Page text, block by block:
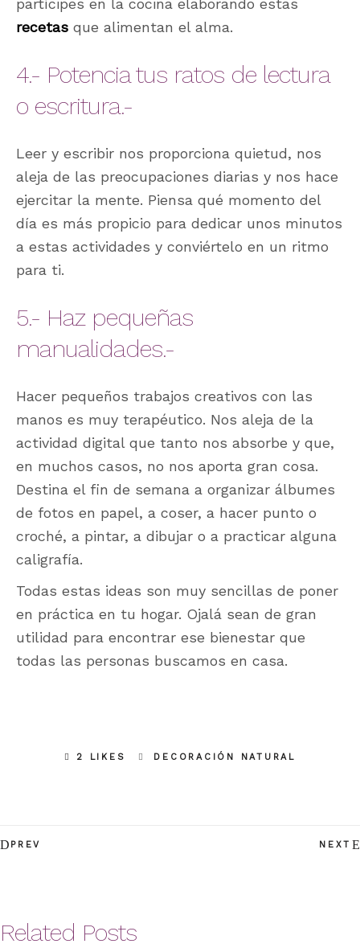
partícipes en la cocina elaborando estas
recetas que alimentan el alma.
4.- Potencia tus ratos de lectura
o escritura.-
Leer y escribir nos proporciona quietud, nos
aleja de las preocupaciones diarias y nos hace
ejercitar la mente. Piensa qué momento del
día es más propicio para dedicar unos minutos
a estas actividades y conviértelo en un ritmo
para ti.
5.- Haz pequeñas
manualidades.-
Hacer pequeños trabajos creativos con las
manos es muy terapéutico. Nos aleja de la
actividad digital que tanto nos absorbe y que,
en muchos casos, no nos aporta gran cosa.
Destina el fin de semana a organizar álbumes
de fotos en papel, a coser, a hacer punto o
croché, a pintar, a dibujar o a practicar alguna
caligrafía.
Todas estas ideas son muy sencillas de poner
en práctica en tu hogar. Ojalá sean de gran
utilidad para encontrar ese bienestar que
todas las personas buscamos en casa.
2 LIKES DECORACIÓN NATURAL
PREV NEXT
Related Posts